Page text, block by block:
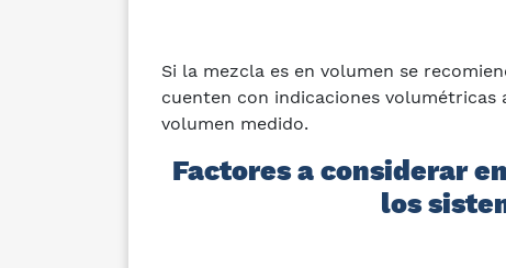
Si la mezcla es en volumen se
cuenten con indicaciones
volumen medido.
Factores a considerar
los